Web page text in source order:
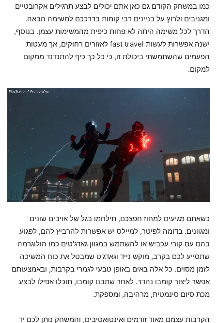
כמו במשחק הקודם גם כאן אתם יכולים לבצע תרגילים אקרובטיים
ומגניבים ולרוץ על בניינים רבי קומות בדרככם למשימה הבאה.
הדרך לכל משימה היתה לא פחות כיפית מהמשימות עצמן. בנוסף,
ישנה אפשרות לעשות fast travel לאזורים רחוקים, אך מעטות
הפעמים שהשתמשתי ביכולת זו, כי כל כך כיף להתנדנד ממקום
למקום.
כשאתם מגיעים למחוז חפצכם, תילחמו בגל של אויבים שונים
ומגוונים. בדומה לפיטר, למיילס יש אפשרות להרביץ להם, לפגוע
בהם עם קורי עכביש או להשתמש במגוון גאדג'טים כמו הולוגרמה
שתסייע לכם בקרב, מוקש נייד וגאדג'ט שמבטל את כוח המשיכה
לזמן מסוים. כל אלה באים באופן טבעי לגמרי בקרבות, ובאמצעותם
אפשר ליצור קומבו נהדר. לאחר שתבנו קומבו, תוכלו אפילו לבצע
מכת סיום סינמטית, מרהיבה, ומספקת.
הקרבות עצמם מאוד זורמים ואינטואטיבים, והמשחק נותן לכם יד